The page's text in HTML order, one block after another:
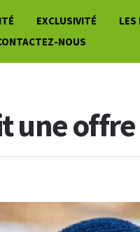
EXCLUSIVITÉ LES
NOUS
une offre